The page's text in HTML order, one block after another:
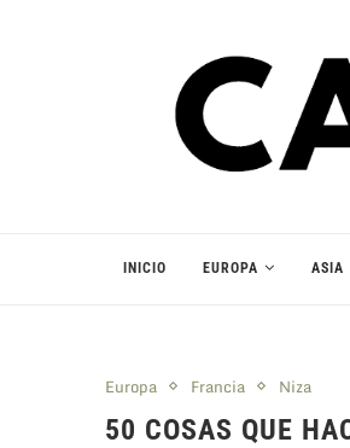
INICIO EUROPA ASIA
Europa Francia Niza
50 COSAS QUE